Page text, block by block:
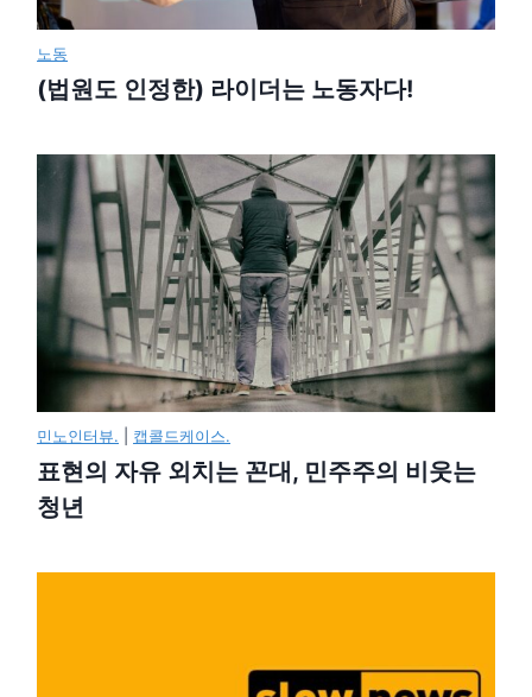
노동
(법원도 인정한) 라이더는 노동자다!
민노인터뷰. 캡콜드케이스.
표현의 자유 외치는 꼰대, 민주주의 비웃는
청년